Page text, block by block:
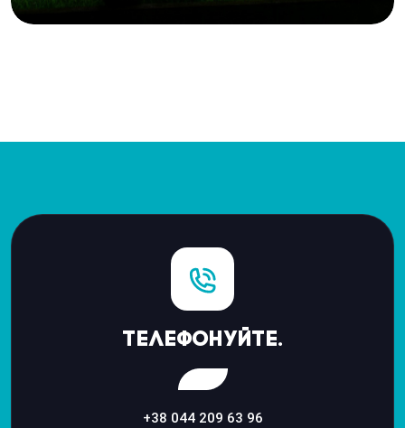
Телефонуйте.
+38 044 209 63 96